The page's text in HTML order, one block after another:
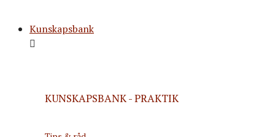
Kunskapsbank
KUNSKAPSBANK - PRAKTIK